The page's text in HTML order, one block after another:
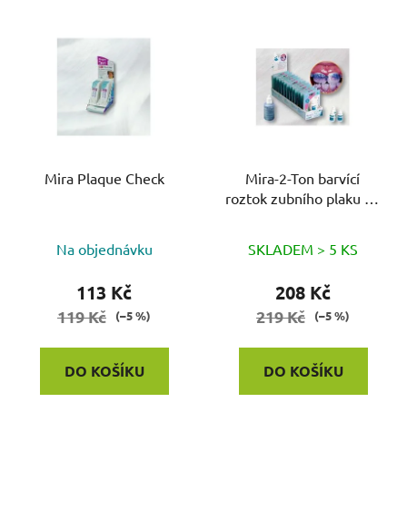
Mira Plaque Check
hodnocení
produktu
je
5
Na objednávku
113 Kč
119 Kč (–5 %)
DO KOŠÍKU
Mira-2-Ton barvící
roztok zubního plaku 10
SKLADEM > 5 KS
208 Kč
219 Kč (–5 %)
DO KOŠÍKU